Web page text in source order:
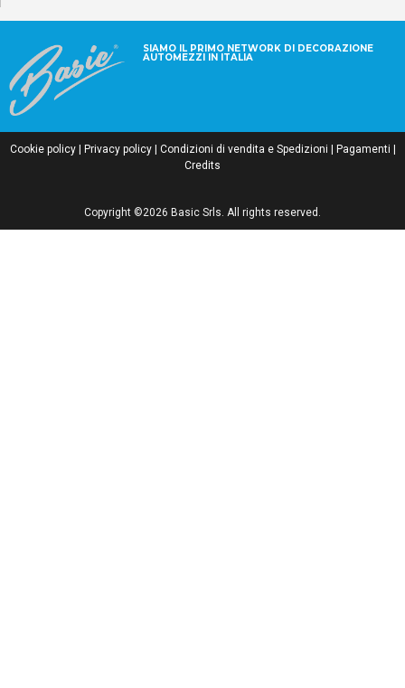
SIAMO IL PRIMO NETWORK DI DECORAZIONE
AUTOMEZZI IN ITALIA
Cookie policy| Privacy policy| Condizioni di vendita e Spedizioni | Pagamenti |
Credits
Copyright ©2026 Basic Srls. All rights reserved.